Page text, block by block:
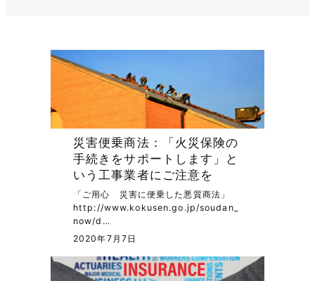
災害便乗商法：「火災保険の
手続きをサポートします」と
いう工事業者にご注意を
「ご用心 災害に便乗した悪質商法」
http://www.kokusen.go.jp/soudan_
now/d…
2020年7月7日